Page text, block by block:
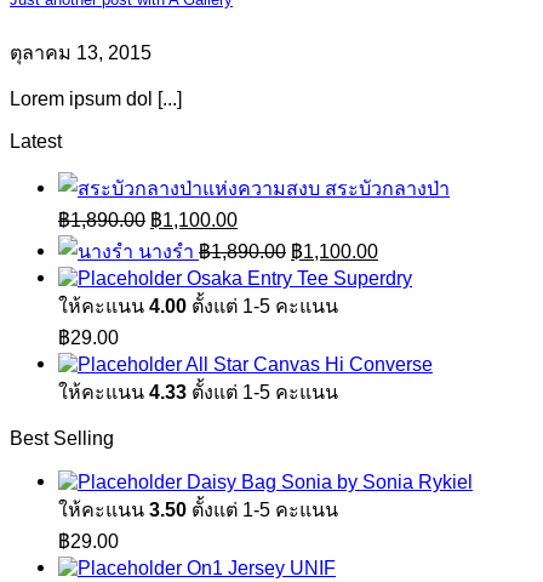
ตุลาคม 13, 2015
Lorem ipsum dol [...]
Latest
สระบัวกลางป่า
฿1,890.00 Original
price
was:
฿1,890.00.
฿1,100.00Current
price
is:
฿1,100.00.
นางรำ ฿1,890.00 Original
price
was:
฿1,890.00.
฿1,100.00Current
price
is:
Osaka Entry Tee Superdry
ให้คะแนน 4.00 ตั้งแต่ 1-5 คะแนน
฿29.00
All Star Canvas Hi Converse
ให้คะแนน 4.33 ตั้งแต่ 1-5 คะแนน
Best Selling
Daisy Bag Sonia by Sonia Rykiel
ให้คะแนน 3.50 ตั้งแต่ 1-5 คะแนน
฿29.00
On1 Jersey UNIF